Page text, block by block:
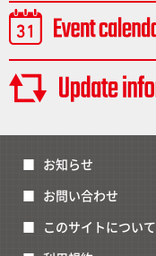
お知らせ
お問い合わせ
このサイトについて